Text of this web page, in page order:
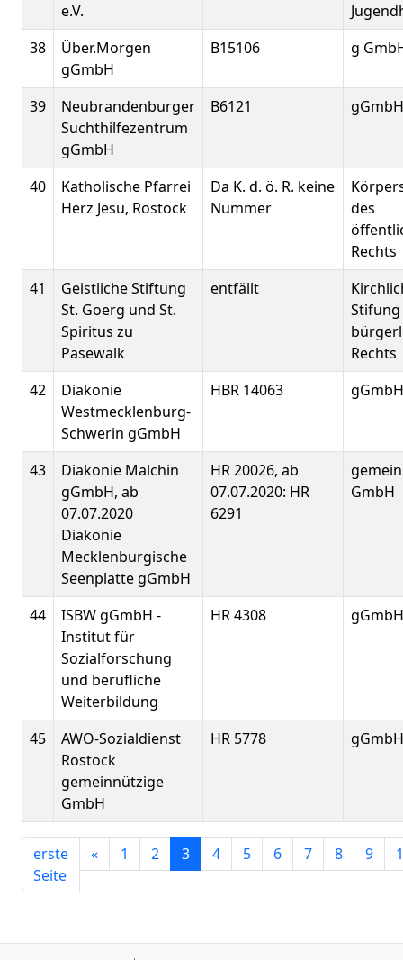
e.V.
38
Über.Morgen
gGmbH
B15106 g
39
Neubrandenburger
Suchthilfezentrum
gGmbH
B6121 gGmbH
40
Katholische Pfarrei
Herz Jesu, Rostock
Da K. d. ö. R. keine
Nummer
des
Rechts
41
Geistliche Stiftung
St. Goerg und St.
Spiritus zu
Pasewalk
entfällt
Stifung
Rechts
42
Diakonie
Westmecklenburg-
Schwerin gGmbH
HBR 14063 gGmbH
43
Diakonie Malchin
gGmbH, ab
07.07.2020
Diakonie
Mecklenburgische
Seenplatte gGmbH
HR 20026, ab
07.07.2020: HR
6291
GmbH
44
ISBW gGmbH -
Institut für
Sozialforschung
und berufliche
Weiterbildung
HR 4308 gGmbH
45
AWO-Sozialdienst
Rostock
gemeinnützige
GmbH
HR 5778 gGmbH
erste
Seite
« 1 2 3 4 5 6 7 8 9